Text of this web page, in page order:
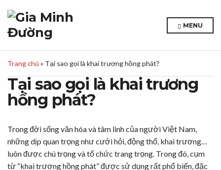
MENU
Trang chủ » Tại sao gọi là khai trương hồng phát?
Tại sao gọi là khai trương
hồng phát?
Trong đời sống văn hóa và tâm linh của người Việt Nam,
những dịp quan trọng như cưới hỏi, động thổ, khai trương…
luôn được chú trọng và tổ chức trang trọng. Trong đó, cụm
từ “khai trương hồng phát” được sử dụng rất phổ biến, đặc